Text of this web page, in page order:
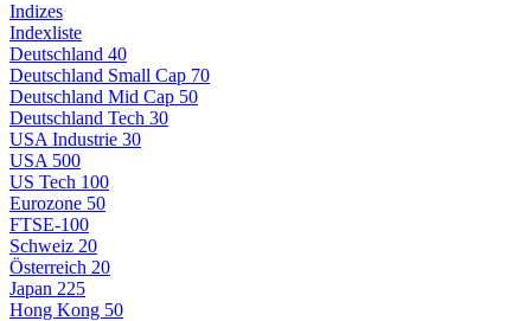
Indizes
Indexliste
Deutschland 40
Deutschland Small Cap 70
Deutschland Mid Cap 50
Deutschland Tech 30
USA Industrie 30
USA 500
US Tech 100
Eurozone 50
FTSE-100
Schweiz 20
Österreich 20
Japan 225
Hong Kong 50